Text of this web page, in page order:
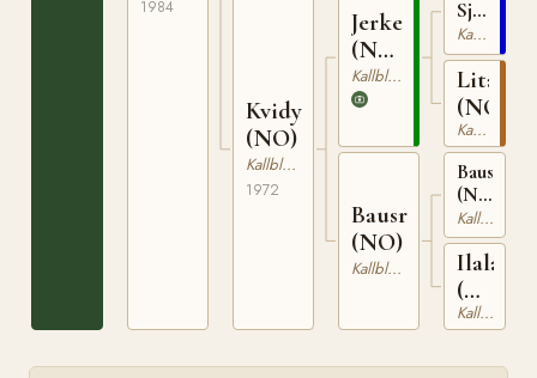
1984
Kvidy
(NO)
Kallblodig Travare
1972
Jerker
(NO)
NT
34
Kallblodig Travare
Bausrappa
(NO)
Kallblodig Travare
Sjur
(NO)
T-
254
Kallblodig Travare
Litalill
(NO)
Kallblodig Travare
Bausgutt
(NO)
N
1866
Kallblodig Travare
Ilala
(NO)
T-Kallblodig Travare